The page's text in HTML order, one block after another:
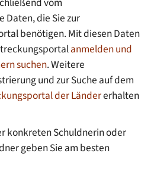
Daten, die Sie zur
benötigen. Mit diesen Daten
anmelden und
suchen. Weitere
und zur Suche auf dem
der Ländererhalten
konkreten Schuldnerin oder
geben Sie am besten